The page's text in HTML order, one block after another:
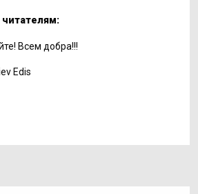
читателям:
Всем добра!!!
Edis